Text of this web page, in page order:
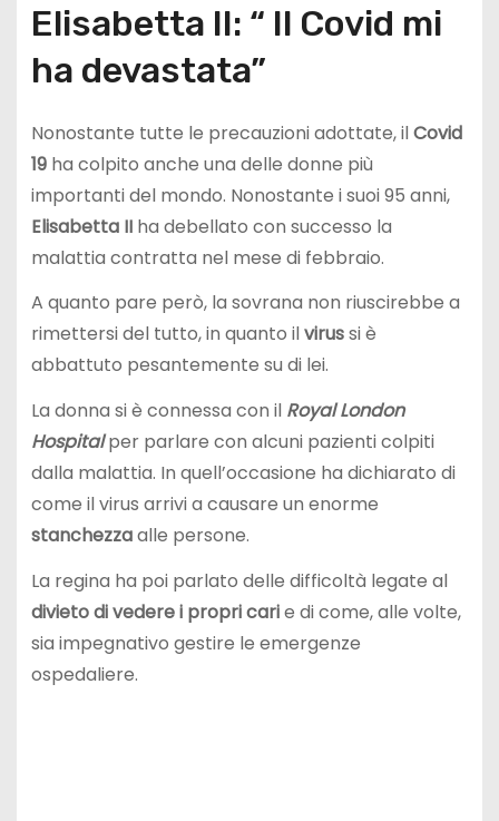
Elisabetta II: “ Il Covid mi
ha devastata”
Nonostante tutte le precauzioni adottate, ilCovid
19ha colpito anche una delle donne più
importanti del mondo. Nonostante i suoi 95 anni,
Elisabetta IIha debellato con successo la
malattia contratta nel mese di febbraio.
A quanto pare però, la sovrana non riuscirebbe a
rimettersi del tutto, in quanto ilvirussi è
abbattuto pesantemente su di lei.
La donna si è connessa con il Royal London
Hospital per parlare con alcuni pazienti colpiti
dalla malattia. In quell’occasione ha dichiarato di
come il virus arrivi a causare un enorme
stanchezzaalle persone.
La regina ha poi parlato delle difficoltà legate al
divieto di vedere i propri carie di come, alle volte,
sia impegnativo gestire le emergenze
ospedaliere.